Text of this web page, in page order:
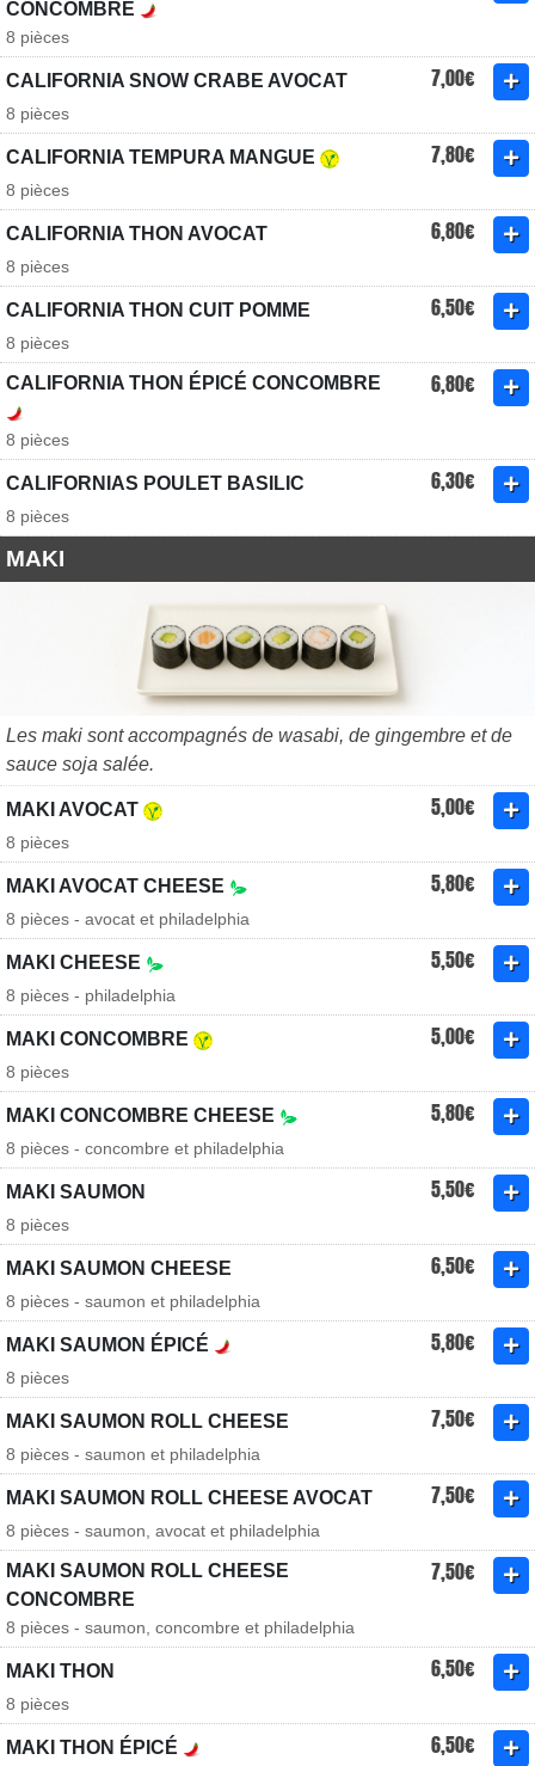
CONCOMBRE
8 pièces
CALIFORNIA SNOW CRABE AVOCAT 7,00€
8 pièces
CALIFORNIA TEMPURA MANGUE 7,80€
8 pièces
CALIFORNIA THON AVOCAT 6,80€
8 pièces
CALIFORNIA THON CUIT POMME 6,50€
8 pièces
CALIFORNIA THON ÉPICÉ CONCOMBRE 6,80€
8 pièces
CALIFORNIAS POULET BASILIC 6,30€
8 pièces
MAKI
Les maki sont accompagnés de wasabi, de gingembre et de
sauce soja salée.
MAKI AVOCAT 5,00€
8 pièces
MAKI AVOCAT CHEESE 5,80€
8 pièces - avocat et philadelphia
MAKI CHEESE 5,50€
8 pièces - philadelphia
MAKI CONCOMBRE 5,00€
8 pièces
MAKI CONCOMBRE CHEESE 5,80€
8 pièces - concombre et philadelphia
MAKI SAUMON 5,50€
8 pièces
MAKI SAUMON CHEESE 6,50€
8 pièces - saumon et philadelphia
MAKI SAUMON ÉPICÉ 5,80€
8 pièces
MAKI SAUMON ROLL CHEESE 7,50€
8 pièces - saumon et philadelphia
MAKI SAUMON ROLL CHEESE AVOCAT 7,50€
8 pièces - saumon, avocat et philadelphia
MAKI SAUMON ROLL CHEESE
CONCOMBRE
7,50€
8 pièces - saumon, concombre et philadelphia
MAKI THON 6,50€
8 pièces
MAKI THON ÉPICÉ 6,50€